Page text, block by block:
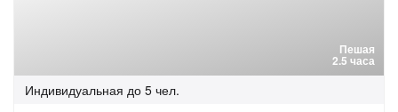
Пешая
2.5 часа
Индивидуальная до 5 чел.